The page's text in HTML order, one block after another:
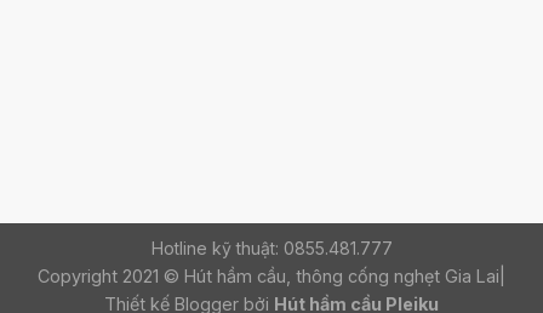
Hotline kỹ thuật: 0855.481.777
Copyright 2021 © Hút hầm cầu, thông cống nghẹt Gia Lai|
Thiết kế Blogger bởi Hút hầm cầu Pleiku